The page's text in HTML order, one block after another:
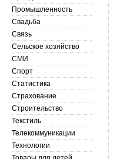
Промышленность
Свадьба
Связь
Сельское хозяйство
СМИ
Спорт
Статистика
Страхование
Строительство
Текстиль
Телекоммуникации
Технологии